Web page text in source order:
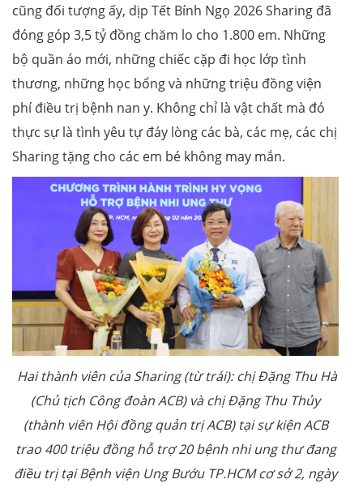
cũng đối tượng ấy, dịp Tết Bính Ngọ 2026 Sharing đã
đóng góp 3,5 tỷ đồng chăm lo cho 1.800 em. Những
bộ quần áo mới, những chiếc cặp đi học lớp tình
thương, những học bổng và những triệu đồng viện
phí điều trị bệnh nan y. Không chỉ là vật chất mà đó
thực sự là tình yêu tự đáy lòng các bà, các mẹ, các chị
Sharing tặng cho các em bé không may mắn.
Hai thành viên của Sharing (từ trái): chị Đặng Thu Hà
(Chủ tịch Công đoàn ACB) và chị Đặng Thu Thủy
(thành viên Hội đồng quản trị ACB) tại sự kiện ACB
trao 400 triệu đồng hỗ trợ 20 bệnh nhi ung thư đang
điều trị tại Bệnh viện Ung Bướu TP.HCM cơ sở 2, ngày